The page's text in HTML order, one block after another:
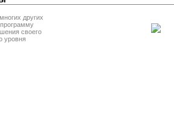
других
своего
уровня